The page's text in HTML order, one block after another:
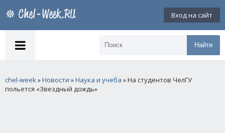
Вход на сайт
Найти
chel-week»Новости »Наука и учеба » На студентов ЧелГУ
польется «Звездный дождь»